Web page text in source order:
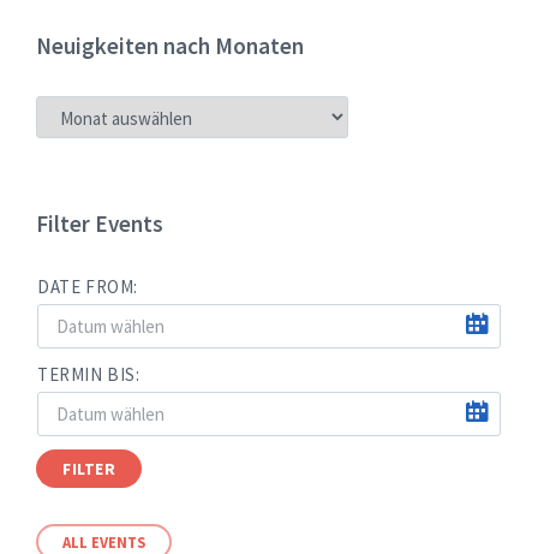
Neuigkeiten nach Monaten
NEUIGKEITEN
NACH
Filter Events
DATE FROM:
TERMIN BIS:
FILTER
ALL EVENTS